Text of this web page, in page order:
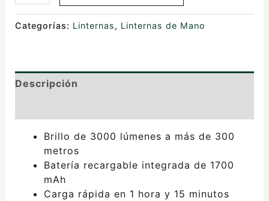
Categorías: Linternas, Linternas de Mano
Descripción
Brillo de 3000 lúmenes a más de 300
metros
Batería recargable integrada de 1700
mAh
Carga rápida en 1 hora y 15 minutos